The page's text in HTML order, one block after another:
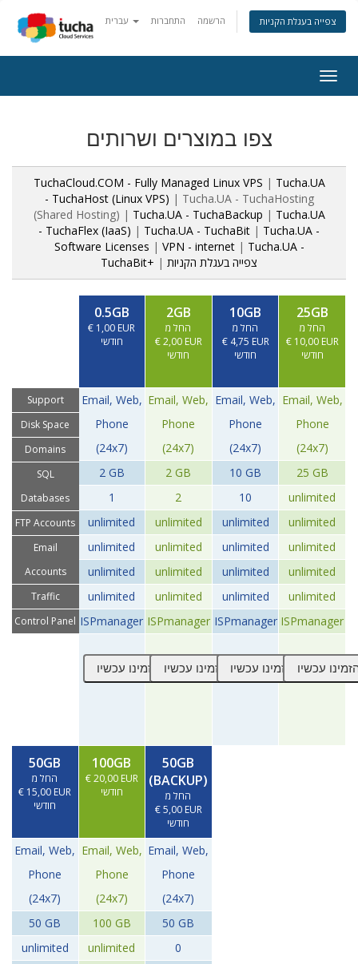
התחברות הרשמה צפייה בעגלת הקניות
צפו במוצרים ושרותים
TuchaCloud.COM - Fully Managed Linux VPS | Tucha.UA
- TuchaHost (Linux VPS) | Tucha.UA - TuchaHosting
(Shared Hosting) | Tucha.UA - TuchaBackup | Tucha.UA
- TuchaFlex (IaaS) | Tucha.UA - TuchaBit | Tucha.UA -
Software Licenses | VPN - internet| Tucha.UA -
TuchaBit+ | צפייה בעגלת הקניות
Support
Disk Space
Domains
SQL
Databases
FTP Accounts
Email
Accounts
Traffic
Control Panel
0.5GB
€ 1,00 EUR
חודשי
Email, Web,
Phone
(24x7)
2 GB
1
unlimited
unlimited
unlimited
unlimited
ISPmanager
2GB
החל מ
€ 2,00 EUR
חודשי
Email, Web,
Phone
(24x7)
2 GB
2
unlimited
unlimited
unlimited
unlimited
ISPmanager
10GB
החל מ
€ 4,75 EUR
חודשי
Email, Web,
Phone
(24x7)
10 GB
10
unlimited
unlimited
unlimited
unlimited
ISPmanager
25GB
החל מ
€ 10,00 EUR
חודשי
Email, Web,
Phone
(24x7)
25 GB
unlimited
unlimited
unlimited
unlimited
unlimited
ISPmanager
50GB
החל מ
€ 15,00 EUR
חודשי
Email, Web,
Phone
(24x7)
50 GB
unlimited
100GB
€ 20,00 EUR
חודשי
Email, Web,
Phone
(24x7)
100 GB
unlimited
50GB
(BACKUP)
החל מ
€ 5,00 EUR
חודשי
Email, Web,
Phone
(24x7)
50 GB
0